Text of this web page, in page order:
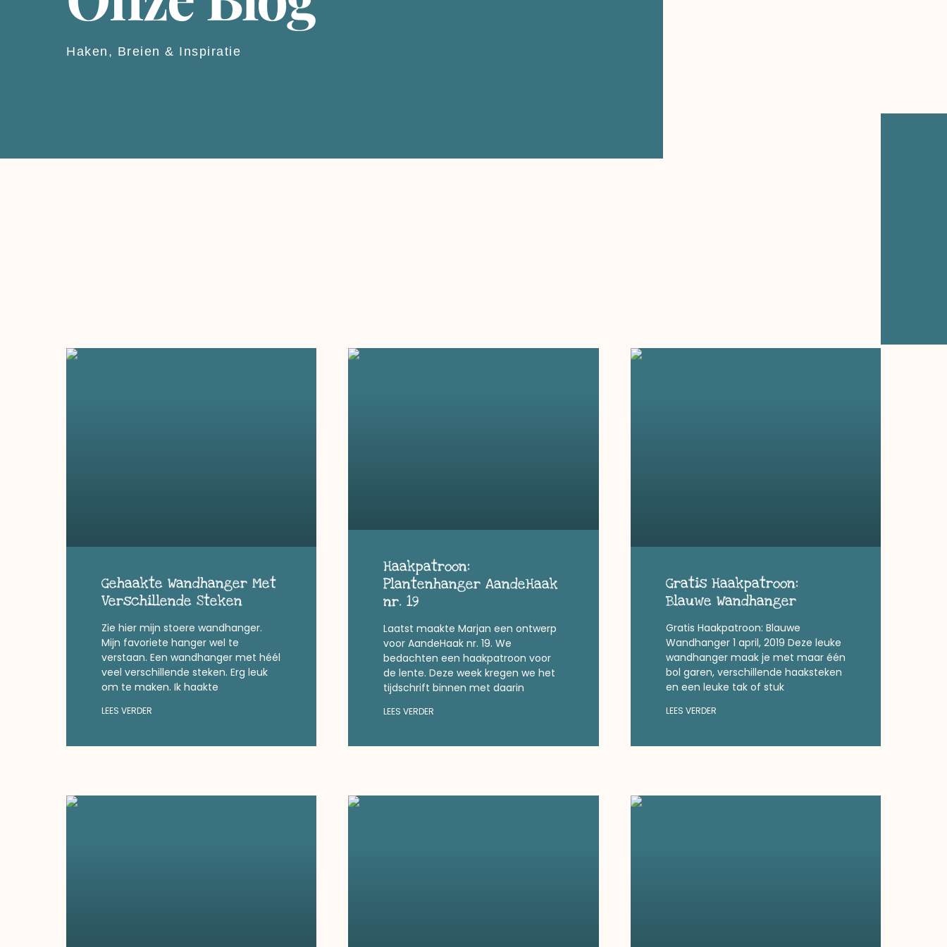
Haken, Breien & Inspiratie
Gehaakte Wandhanger Met
Verschillende Steken
Zie hier mijn stoere wandhanger.
Mijn favoriete hanger wel te
verstaan. Een wandhanger met héél
veel verschillende steken. Erg leuk
om te maken. Ik haakte
LEES VERDER
Haakpatroon:
Plantenhanger AandeHaak
nr. 19
Laatst maakte Marjan een ontwerp
voor AandeHaak nr. 19. We
bedachten een haakpatroon voor
de lente. Deze week kregen we het
tijdschrift binnen met daarin
LEES VERDER
Gratis Haakpatroon:
Blauwe Wandhanger
Gratis Haakpatroon: Blauwe
Wandhanger 1 april, 2019 Deze leuke
wandhanger maak je met maar één
bol garen, verschillende haaksteken
en een leuke tak of stuk
LEES VERDER